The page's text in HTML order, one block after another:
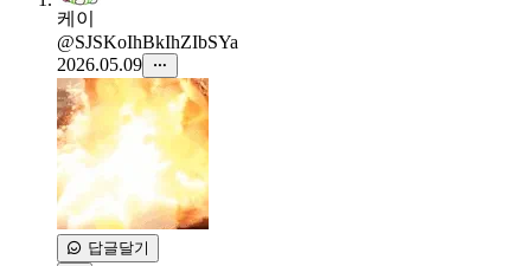
케이
@SJSKoIhBkIhZIbSYa
2026.05.09
답글달기